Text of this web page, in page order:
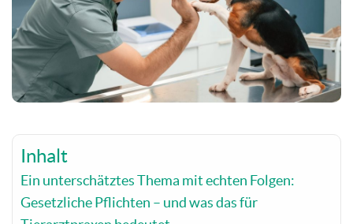
Inhalt
Ein unterschätztes Thema mit echten Folgen:
Gesetzliche Pflichten – und was das für